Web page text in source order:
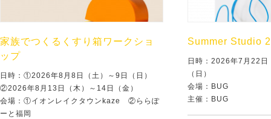
家族でつくるくすり箱ワークショ
ップ
日時：①2026年8月8日（土）～9日（日）
②2026年8月13日（木）～14日（金）
会場：①イオンレイクタウンkaze ②ららぽ
ーと福岡
Summer Studio
日時：2026年7月22
（日）
会場：BUG
主催：BUG